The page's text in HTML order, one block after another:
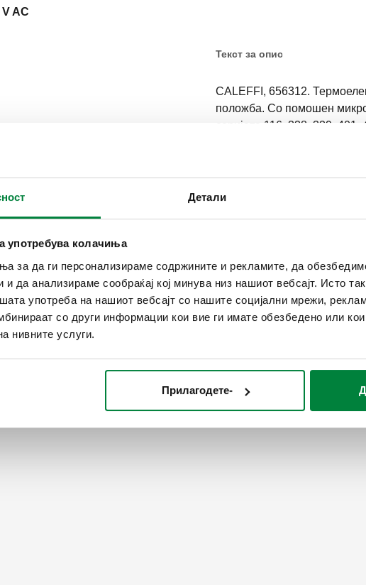
Детали
употребува колачиња
за да ги персонализираме содржините и рекламите, да
и да анализираме сообраќај кој минува низ нашиот вебсајт. Исто
употреба на нашиот вебсајт со нашите социјални мрежи,
со други информации кои вие ги имате обезбедено или
нивните услуги.
Прилагодете-
AC
Текст за опис
CALEFFI, 656312.
положба. Со помошен
серијата 116, 338, 339,
224, 225, 226, 227, 230,
серијата 670, 671, 662,
Опсег на амбиентална
енергија: 230 V AC. Класа
Оцена на контакт на
SCIP code
1075d6e6-bdb0-44b5-9e02-
AC/DC